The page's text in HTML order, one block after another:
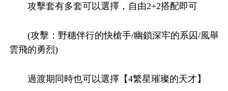
攻擊套有多套可以選擇，自由2+2搭配即可
(攻擊：野穗伴行的快槍手/幽鎖深牢的系囚/風舉
雲飛的勇烈)
過渡期同時也可以選擇【4繁星璀璨的天才】